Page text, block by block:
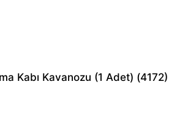
Kabı Kavanozu (1 Adet) (4172)